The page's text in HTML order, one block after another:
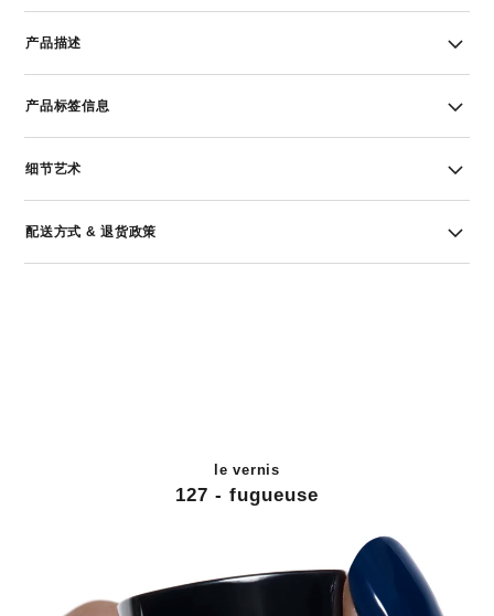
产品描述
产品标签信息
细节艺术
配送方式 & 退货政策
le vernis
127 - fugueuse